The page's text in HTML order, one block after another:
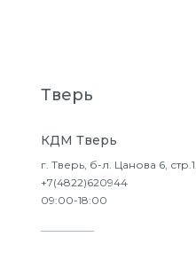
Тверь
КДМ Тверь
г. Тверь, б-л. Цанова 6,
+7(4822)620944
09:00-18:00